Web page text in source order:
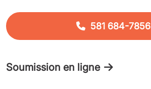
581 684-7856
Soumission en ligne